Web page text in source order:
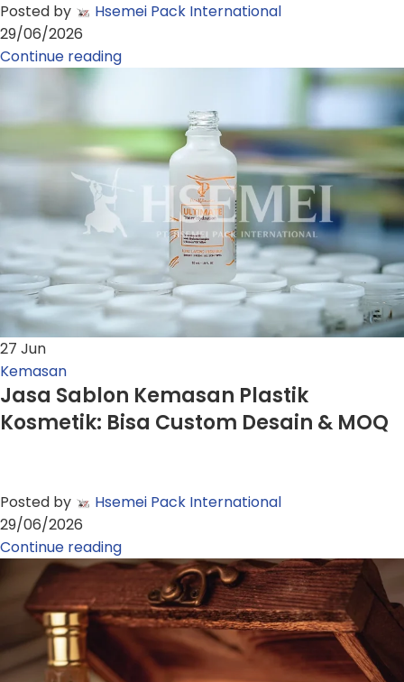
Posted by
Hsemei Pack International
29/06/2026
Continue reading
27 Jun
Kemasan
Jasa Sablon Kemasan Plastik
Kosmetik: Bisa Custom Desain & MOQ
Posted by
Hsemei Pack International
29/06/2026
Continue reading